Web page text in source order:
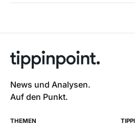
News und Analysen.
Auf den Punkt.
THEMEN